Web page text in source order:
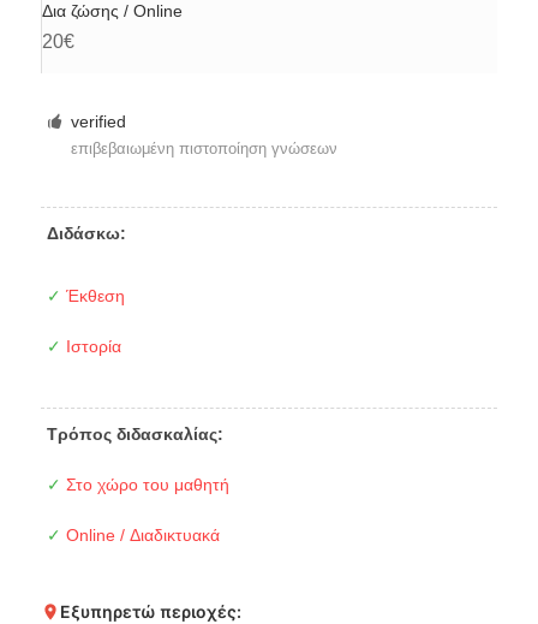
Δια ζώσης / Online
20€
verified
επιβεβαιωμένη πιστοποίηση γνώσεων
Διδάσκω:
✓ Έκθεση
✓ Ιστορία
Τρόπος διδασκαλίας:
✓ Στο χώρο του μαθητή
✓ Online / Διαδικτυακά
Εξυπηρετώ περιοχές: